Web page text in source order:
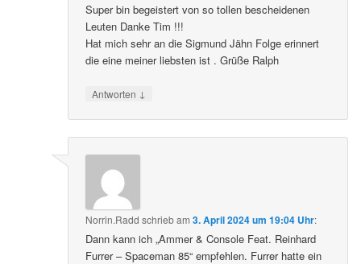
Super bin begeistert von so tollen bescheidenen
Leuten Danke Tim !!!
Hat mich sehr an die Sigmund Jähn Folge erinnert
die eine meiner liebsten ist . Grüße Ralph
Antworten ↓
Norrin.Radd schriebam3. April 2024 um 19:04 Uhr:
Dann kann ich „Ammer & Console Feat. Reinhard
Furrer – Spaceman 85“ empfehlen. Furrer hatte ein